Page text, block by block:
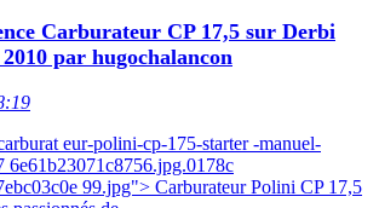
Carburateur CP 17,5 sur Derbi
par hugochalancon
eur-polini-cp-175-starter -manuel-
6e61b23071c8756.jpg.0178c
99.jpg"> Carburateur Polini CP 17,5